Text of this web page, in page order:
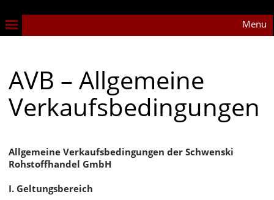
Menu
AVB – Allgemeine
Verkaufsbedingungen
Allgemeine Verkaufsbedingungen der Schwenski
Rohstoffhandel GmbH
I. Geltungsbereich